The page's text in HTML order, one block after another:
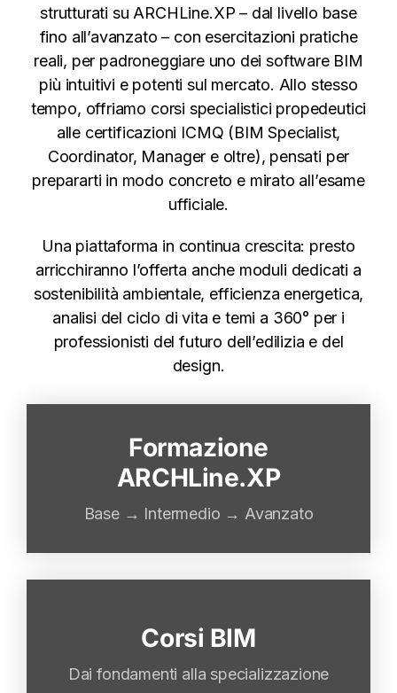
strutturati su ARCHLine.XP – dal livello base
fino all’avanzato – con esercitazioni pratiche
reali, per padroneggiare uno dei software BIM
più intuitivi e potenti sul mercato. Allo stesso
tempo, offriamo corsi specialistici propedeutici
alle certificazioni ICMQ (BIM Specialist,
Coordinator, Manager e oltre), pensati per
prepararti in modo concreto e mirato all’esame
ufficiale.
Una piattaforma in continua crescita: presto
arricchiranno l’offerta anche moduli dedicati a
sostenibilità ambientale, efficienza energetica,
analisi del ciclo di vita e temi a 360° per i
professionisti del futuro dell’edilizia e del
design.
Formazione
ARCHLine.XP
Base → Intermedio → Avanzato
Percorsi completi sul software:
modellazione parametrica, tavole,
rendering real-time, gestione nuvole di
punti, esportazione IFC e molto altro.
Corsi BIM
Dai fondamenti alla specializzazione
Per chi parte da zero o deve certificarsi
11337/7